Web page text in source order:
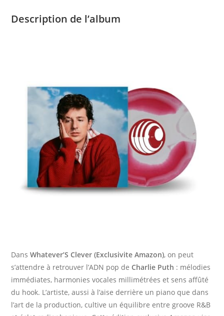
Description de l’album
DansWhatever’S Clever (Exclusivite Amazon), on peut
s’attendre à retrouver l’ADN pop de Charlie Puth : mélodies
immédiates, harmonies vocales millimétrées et sens affûté
du hook. L’artiste, aussi à l’aise derrière un piano que dans
l’art de la production, cultive un équilibre entre groove R&B